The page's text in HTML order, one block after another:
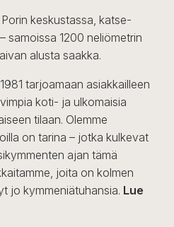
keskustassa, katse-
samoissa 1200 neliömetrin
alusta saakka.
tarjoamaan asiakkailleen
koti- ja ulkomaisia
tilaan. Olemme
on tarina – jotka kulkevat
ajan tämä
joita on kolmen
jo kymmeniätuhansia. Lue